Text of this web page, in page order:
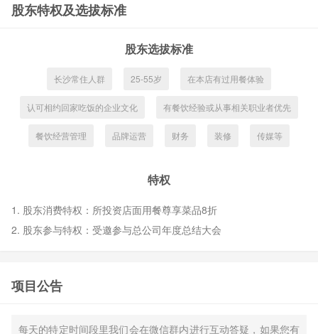
股东特权及选拔标准
股东选拔标准
长沙常住人群 25-55岁 在本店有过用餐体验
认可相约回家吃饭的企业文化 有餐饮经验或从事相关职业者优先
餐饮经营管理 品牌运营 财务 装修 传媒等
特权
1. 股东消费特权：所投资店面用餐尊享菜品8折
2. 股东参与特权：受邀参与总公司年度总结大会
项目公告
每天的特定时间段里我们会在微信群内进行互动答疑，如果您有